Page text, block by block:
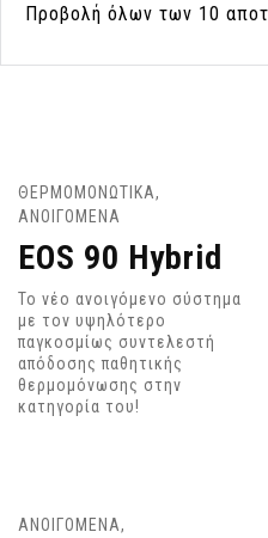
Προβολή όλων των 10
ΘΕΡΜΟΜΟΝΩΤΙΚΑ,
ΑΝΟΙΓΟΜΕΝΑ
EOS 90 Hybrid
Το νέο ανοιγόμενο σύστημα
με τον υψηλότερο
παγκοσμίως συντελεστή
απόδοσης παθητικής
θερμομόνωσης στην
κατηγορία του!
ΑΝΟΙΓΟΜΕΝΑ,